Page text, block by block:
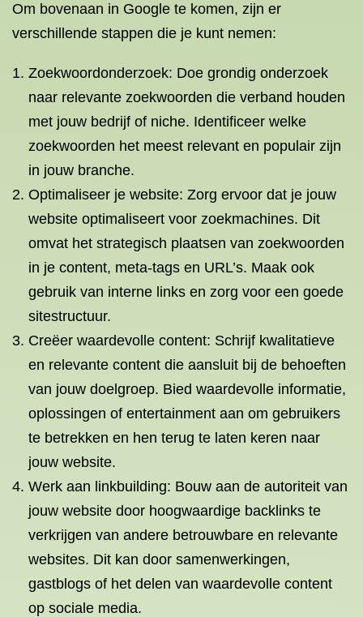
Om bovenaan in Google te komen, zijn er
verschillende stappen die je kunt nemen:
Zoekwoordonderzoek: Doe grondig onderzoek
naar relevante zoekwoorden die verband houden
met jouw bedrijf of niche. Identificeer welke
zoekwoorden het meest relevant en populair zijn
in jouw branche.
Optimaliseer je website: Zorg ervoor dat je jouw
website optimaliseert voor zoekmachines. Dit
omvat het strategisch plaatsen van zoekwoorden
in je content, meta-tags en URL’s. Maak ook
gebruik van interne links en zorg voor een goede
sitestructuur.
Creëer waardevolle content: Schrijf kwalitatieve
en relevante content die aansluit bij de behoeften
van jouw doelgroep. Bied waardevolle informatie,
oplossingen of entertainment aan om gebruikers
te betrekken en hen terug te laten keren naar
jouw website.
Werk aan linkbuilding: Bouw aan de autoriteit van
jouw website door hoogwaardige backlinks te
verkrijgen van andere betrouwbare en relevante
websites. Dit kan door samenwerkingen,
gastblogs of het delen van waardevolle content
op sociale media.